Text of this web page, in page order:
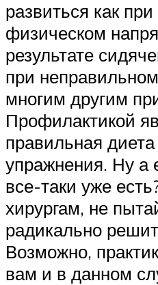
развиться как
физическом
результате
при
многим другим
Профилактикой
правильная
упражнения. Ну а
все-таки уже
хирургам, не
радикально
Возможно,
вам и в данном